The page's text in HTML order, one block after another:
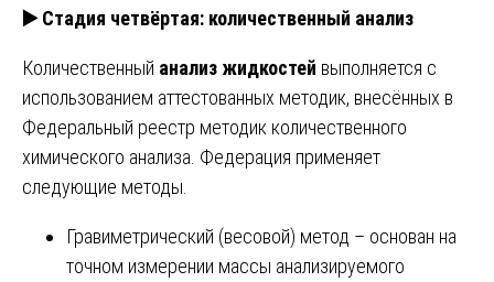
▶️Стадия четвёртая: количественный анализ
Количественный анализ жидкостей выполняется с
использованием аттестованных методик, внесённых в
Федеральный реестр методик количественного
химического анализа. Федерация применяет
следующие методы.
Гравиметрический (весовой) метод – основан на
точном измерении массы анализируемого